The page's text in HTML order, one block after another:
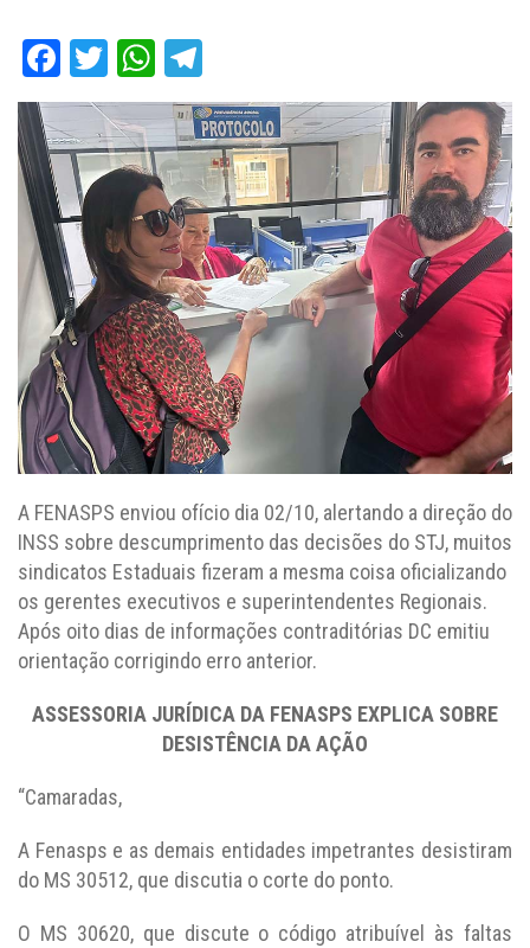
Facebook
TwitterWhatsApp
A FENASPS enviou ofício dia 02/10, alertando a direção do
INSS sobre descumprimento das decisões do STJ, muitos
sindicatos Estaduais fizeram a mesma coisa oficializando
os gerentes executivos e superintendentes Regionais.
Após oito dias de informações contraditórias DC emitiu
orientação corrigindo erro anterior.
ASSESSORIA JURÍDICA DA FENASPS EXPLICA SOBRE
DESISTÊNCIA DA AÇÃO
“Camaradas,
A Fenasps e as demais entidades impetrantes desistiram
do MS 30512, que discutia o corte do ponto.
O MS 30620, que discute o código atribuível às faltas